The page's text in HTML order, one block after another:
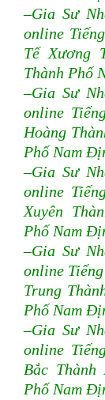
–Gia Sư
online
Tế Xương
Thành Phố
–Gia Sư
online
Hoàng
Phố Nam
–Gia Sư
online
Xuyên
Phố Nam
–Gia Sư
online
Trung
Phố Nam
–Gia Sư
online
Bắc Thành
Phố Nam